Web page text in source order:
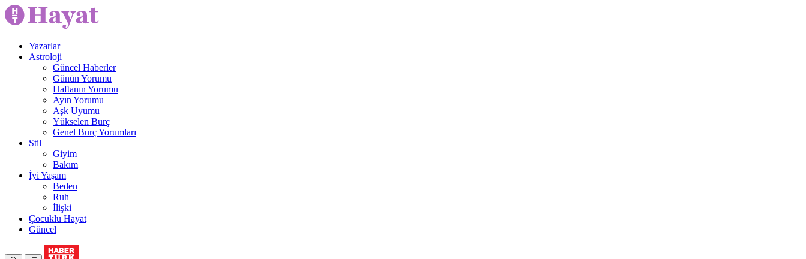
Yazarlar
Astroloji
Güncel Haberler
Günün Yorumu
Haftanın Yorumu
Ayın Yorumu
Aşk Uyumu
Yükselen Burç
Genel Burç Yorumları
Stil
Giyim
Bakım
İyi Yaşam
Beden
Ruh
İlişki
Çocuklu Hayat
Güncel